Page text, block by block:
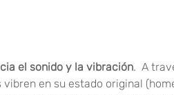
el sonido y la vibración.  A
en su estado original